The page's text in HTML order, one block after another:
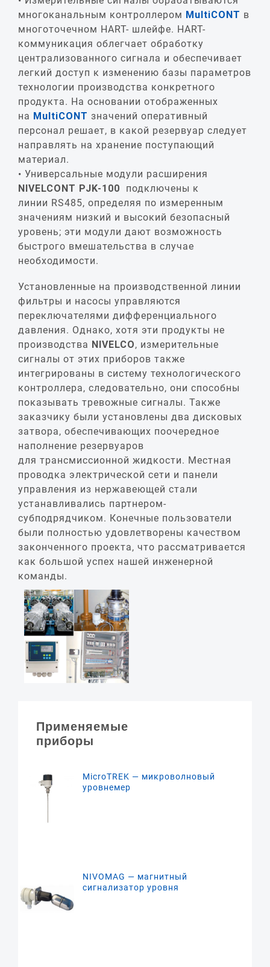
многоканальным контроллером MultiCONT в
многоточечном HART- шлейфе. HART-
коммуникация облегчает обработку
централизованного сигнала и обеспечивает
легкий доступ к изменению базы параметров
технологии производства конкретного
продукта. На основании отображенных
на MultiCONT значений оперативный
персонал решает, в какой резервуар следует
направлять на хранение поступающий
материал.
Универсальные модули расширения
NIVELCONT PJK-100
подключены к
линии RS485, определяя по измеренным
значениям низкий и высокий безопасный
уровень; эти модули дают возможность
быстрого вмешательства в случае
необходимости.
Установленные на производственной линии
фильтры и насосы управляются
переключателями дифференциального
давления. Однако, хотя эти продукты не
производства NIVELCO, измерительные
сигналы от этих приборов также
интегрированы в систему технологического
контроллера, следовательно, они способны
показывать тревожные сигналы. Также
заказчику были установлены два дисковых
затвора, обеспечивающих поочередное
наполнение резервуаров
для трансмиссионной жидкости. Местная
проводка электрической сети и панели
управления из нержавеющей стали
устанавливались партнером-
субподрядчиком. Конечные пользователи
были полностью удовлетворены качеством
законченного проекта, что рассматривается
как большой успех нашей инженерной
команды.
Применяемые
приборы
MicroTREK — микроволновый
уровнемер
NIVOMAG — магнитный
сигнализатор уровня